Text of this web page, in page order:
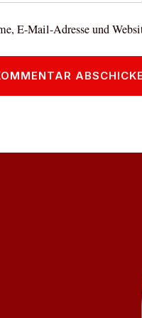
E-Mail-Adresse und